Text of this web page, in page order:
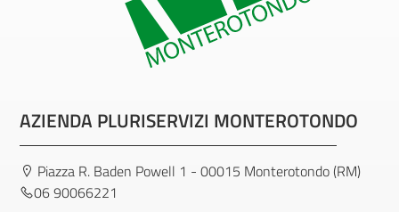
AZIENDA PLURISERVIZI MONTEROTONDO
Piazza R. Baden Powell 1 - 00015 Monterotondo (RM)
06 90066221